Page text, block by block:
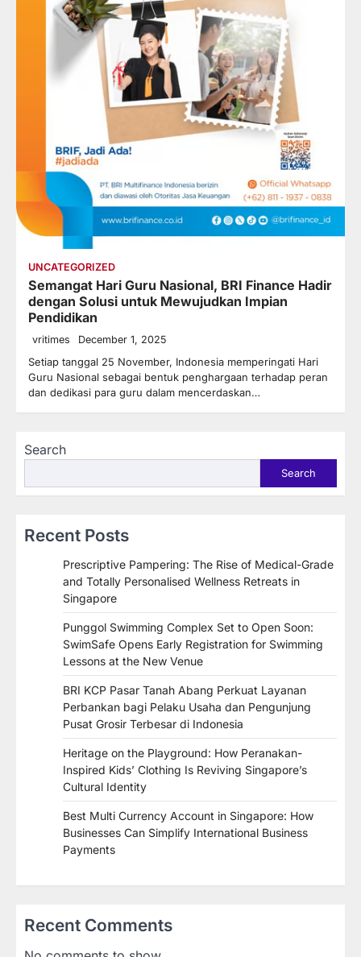
UNCATEGORIZED
Semangat Hari Guru Nasional, BRI Finance Hadir
dengan Solusi untuk Mewujudkan Impian
Pendidikan
vritimes December 1, 2025
Setiap tanggal 25 November, Indonesia memperingati Hari
Guru Nasional sebagai bentuk penghargaan terhadap peran
dan dedikasi para guru dalam mencerdaskan…
Search
Search
Recent Posts
Prescriptive Pampering: The Rise of Medical-Grade
and Totally Personalised Wellness Retreats in
Singapore
Punggol Swimming Complex Set to Open Soon:
SwimSafe Opens Early Registration for Swimming
Lessons at the New Venue
BRI KCP Pasar Tanah Abang Perkuat Layanan
Perbankan bagi Pelaku Usaha dan Pengunjung
Pusat Grosir Terbesar di Indonesia
Heritage on the Playground: How Peranakan-
Inspired Kids’ Clothing Is Reviving Singapore’s
Cultural Identity
Best Multi Currency Account in Singapore: How
Businesses Can Simplify International Business
Payments
Recent Comments